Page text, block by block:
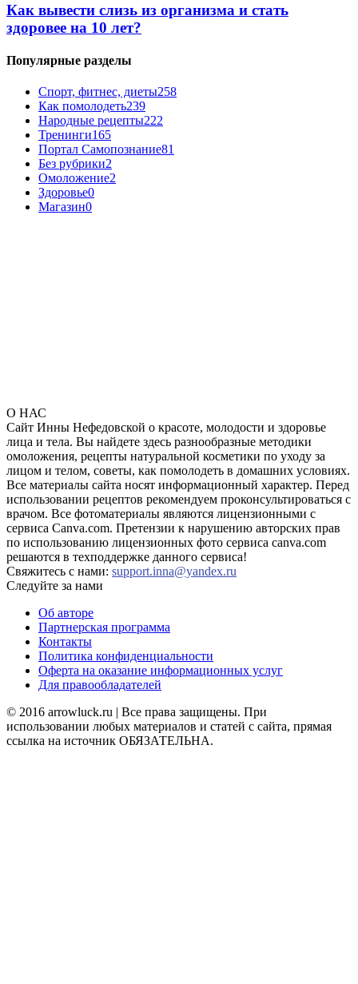
Как вывести слизь из организма и стать
здоровее на 10 лет?
Популярные разделы
Спорт, фитнес, диеты258
Как помолодеть239
Народные рецепты222
Тренинги165
Портал Самопознание81
Без рубрики2
Омоложение2
Здоровье0
Магазин0
О НАС
Сайт Инны Нефедовской о красоте, молодости и здоровье
лица и тела. Вы найдете здесь разнообразные методики
омоложения, рецепты натуральной косметики по уходу за
лицом и телом, советы, как помолодеть в домашних условиях.
Все материалы сайта носят информационный характер. Перед
использовании рецептов рекомендуем проконсультироваться с
врачом. Все фотоматериалы являются лицензионными с
сервиса Canva.com. Претензии к нарушению авторских прав
по использованию лицензионных фото сервиса canva.com
решаются в техподдержке данного сервиса!
Свяжитесь с нами: support.inna@yandex.ru
Следуйте за нами
Об авторе
Партнерская программа
Контакты
Политика конфиденциальности
Оферта на оказание информационных услуг
Для правообладателей
© 2016 arrowluck.ru | Все права защищены. При
использовании любых материалов и статей с сайта, прямая
ссылка на источник ОБЯЗАТЕЛЬНА.